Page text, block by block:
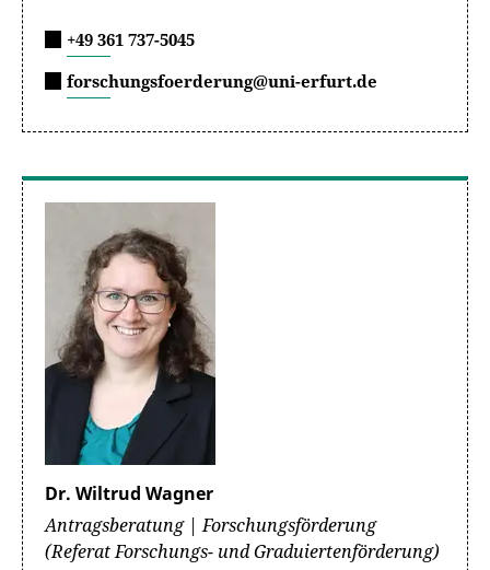
+49 361 737-5045
forschungsfoerderung@uni-erfurt.de
Dr. Wiltrud Wagner
Antragsberatung | Forschungsförderung
(Referat Forschungs- und Graduiertenförderung)